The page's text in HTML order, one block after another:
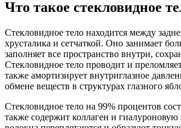
Что такое стекловидное
Стекловидное тело находится между
хрусталика и сетчаткой. Оно занимает
заполняет все пространство внутри,
Стекловидное тело проводит и
также амортизирует внутриглазное
обмене веществ в структурах глазного
Стекловидное тело на 99% процентов
также содержит коллаген и гиалуроновую